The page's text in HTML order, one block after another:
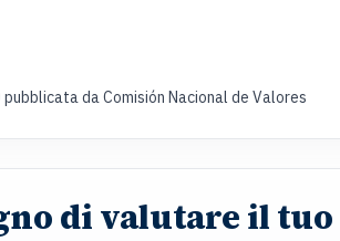
da Comisión Nacional de Valores
di valutare il tuo